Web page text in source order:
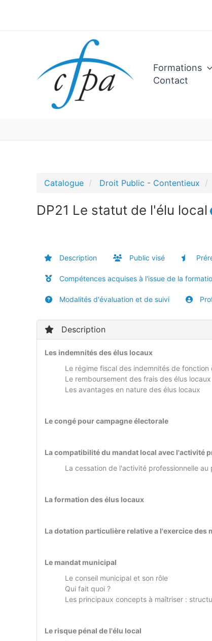
Formations
Contact
Catalogue Droit Public - Contentieux
DP21 Le statut de l'élu local
Description Public visé
Compétences acquises à l'issue de la
Modalités d'évaluation et de suivi
Description
Les indemnités des élus locaux
Le régime fiscal des indemnités de fonction
Le remboursement des frais des élus locaux
Les avantages en nature des élus locaux
Le congé pour campagne électorale
La compatibilité du mandat local avec l'activité
La cessation de l'activité professionnelle
La formation des élus locaux
La dotation particulière relative a l'exercice des
Le mandat municipal
Le conseil municipal et son rôle
Qui fait quoi ?
Les principaux concepts à maîtriser :
Le risque pénal de l'élu local